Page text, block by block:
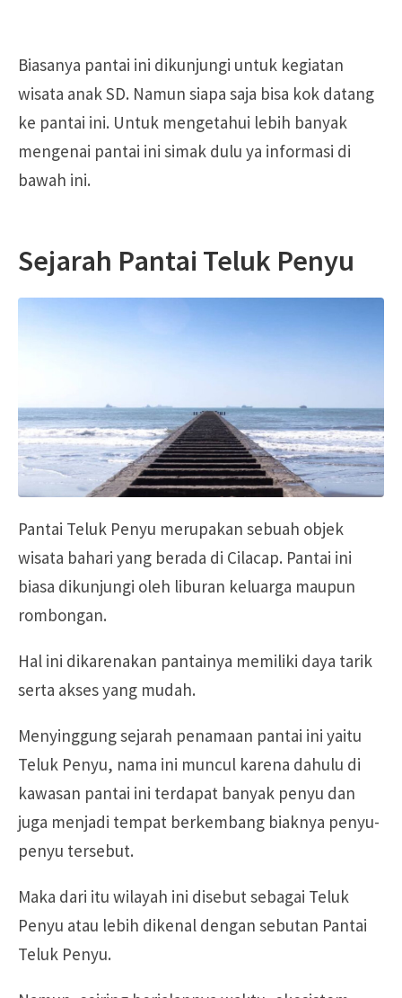
Biasanya pantai ini dikunjungi untuk kegiatan
wisata anak SD. Namun siapa saja bisa kok datang
ke pantai ini. Untuk mengetahui lebih banyak
mengenai pantai ini simak dulu ya informasi di
bawah ini.
Sejarah Pantai Teluk Penyu
Pantai Teluk Penyu merupakan sebuah objek
wisata bahari yang berada di Cilacap. Pantai ini
biasa dikunjungi oleh liburan keluarga maupun
rombongan.
Hal ini dikarenakan pantainya memiliki daya tarik
serta akses yang mudah.
Menyinggung sejarah penamaan pantai ini yaitu
Teluk Penyu, nama ini muncul karena dahulu di
kawasan pantai ini terdapat banyak penyu dan
juga menjadi tempat berkembang biaknya penyu-
penyu tersebut.
Maka dari itu wilayah ini disebut sebagai Teluk
Penyu atau lebih dikenal dengan sebutan Pantai
Teluk Penyu.